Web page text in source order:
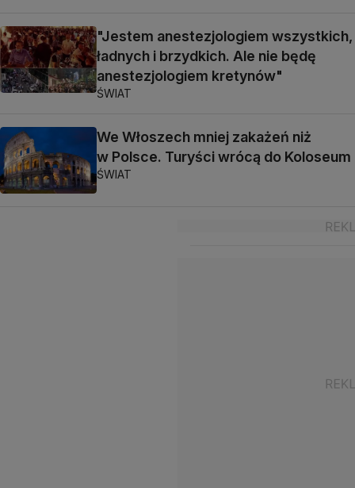
"Jestem anestezjologiem wszystkich,
ładnych i brzydkich. Ale nie będę
anestezjologiem kretynów"
ŚWIAT
We Włoszech mniej zakażeń niż
w Polsce. Turyści wrócą do Koloseum
ŚWIAT